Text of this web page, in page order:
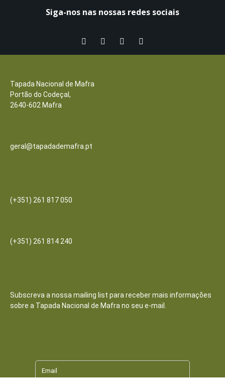
Siga-nos nas nossas redes sociais​
Tapada Nacional de Mafra
Portão do Codeçal,
2640-602 Mafra
geral@tapadademafra.pt
(+351) 261 817 050
(+351) 261 814 240
Subscreva a nossa mailing list para receber mais informações
sobre a Tapada Nacional de Mafra no seu e-mail.